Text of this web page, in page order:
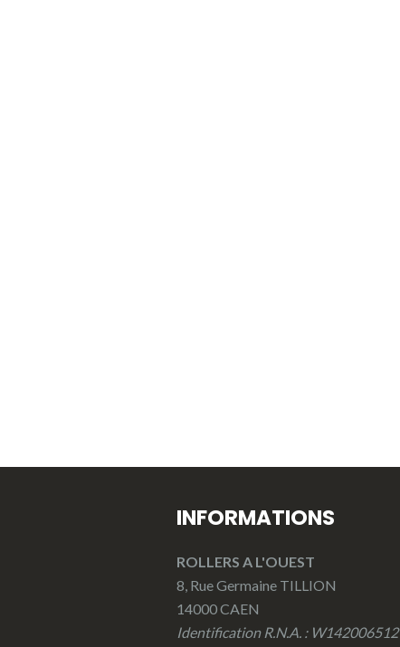
INFORMATIONS
ROLLERS A L'OUEST
8, Rue Germaine TILLION
14000 CAEN
Identification R.N.A. : W142006512